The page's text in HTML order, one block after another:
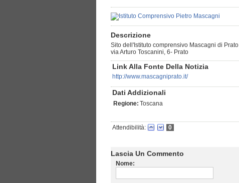
Descrizione
Sito dell'Istituto comprensivo Mascagni di Prato
via Arturo Toscanini, 6- Prato
Link Alla Fonte Della Notizia
http://www.mascagniprato.it/
Dati Addizionali
Regione: Toscana
Attendibilità: 0
Lascia Un Commento
Nome: